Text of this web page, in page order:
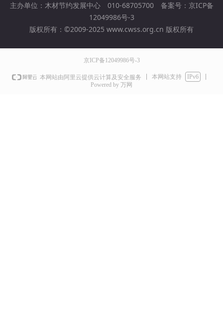
主办单位：木材节约发展中心 010-68705700 备案号： 京ICP备
12049986号-3
版权所有：©2009-2025 www.cwss.org.cn 版权所有
京ICP备12049986号-3
本网站由阿里云提供云计算及安全服务 本网站支持
IPv6
Powered by 万网